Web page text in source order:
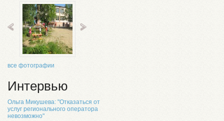
все фотографии
Интервью
Ольга Микушева: "Отказаться от
услуг регионального оператора
невозможно"